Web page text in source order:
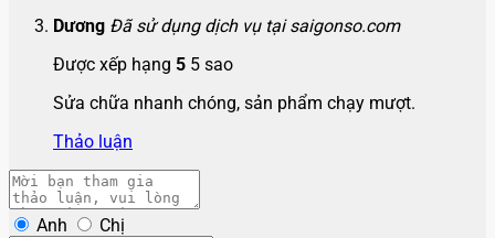
Dương Đã sử dụng dịch vụ tại saigonso.com
Được xếp hạng 5 5 sao
Sửa chữa nhanh chóng, sản phẩm chạy mượt.
Thảo luận
Anh Chị